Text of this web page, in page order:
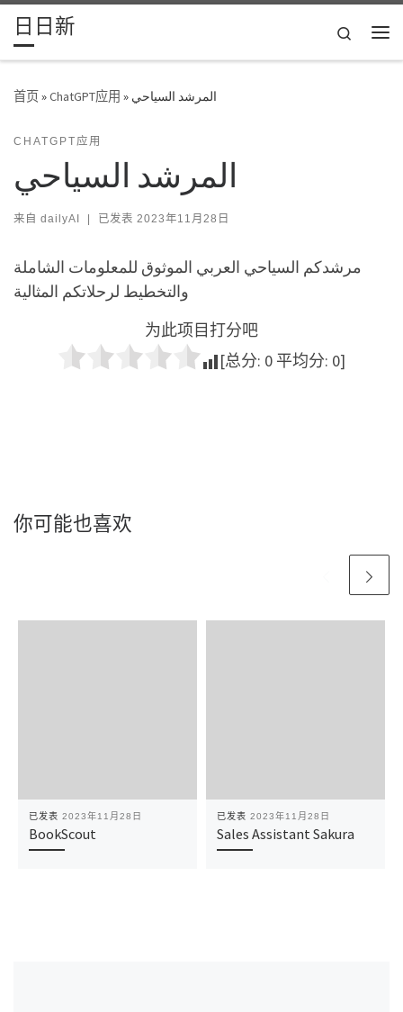
Skip to content
日日新
Search
首页»ChatGPT应用 » المرشد السياحي
CHATGPT应用
المرشد السياحي
来自 dailyAI | 已发表 2023年11月28日
مرشدكم السياحي العربي الموثوق للمعلومات الشاملة
والتخطيط لرحلاتكم المثالية
为此项目打分吧
[总分: 0 平均分: 0]
你可能也喜欢
已发表 2023年11月28日
BookScout
已发表 2023年11月28日
Sales Assistant Sakura